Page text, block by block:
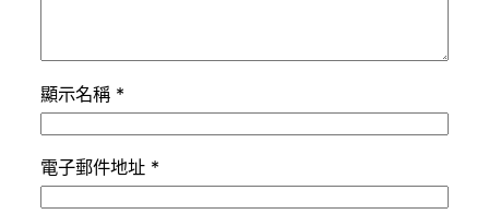
顯示名稱 *
電子郵件地址 *